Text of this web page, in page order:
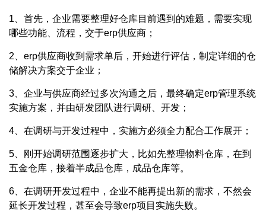
1、首先，企业需要整理好仓库目前遇到的难题，需要实现
哪些功能、流程，交于erp供应商；
2、erp供应商收到需求单后，开始进行评估，制定详细的仓
储解决方案交于企业；
3、企业与供应商经过多次沟通之后，最终确定erp管理系统
实施方案，并由研发团队进行调研、开发；
4、在调研与开发过程中，实施方必须全力配合工作展开；
5、刚开始调研范围逐步扩大，比如先整理物料仓库，在到
五金仓库，接着半成品仓库，成品仓库等。
6、在调研开发过程中，企业不能再提出新的需求，不然会
延长开发过程，甚至会导致erp项目实施失败。